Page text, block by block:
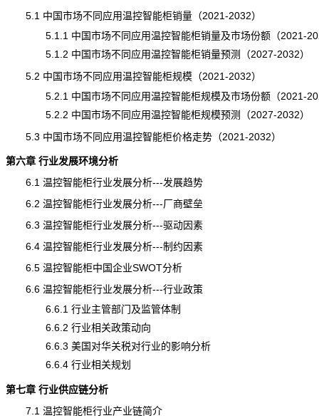
5.1 中国市场不同应用温控智能柜销量（2021-2032）
5.1.1 中国市场不同应用温控智能柜销量及市场份额（2021-
5.1.2 中国市场不同应用温控智能柜销量预测（2027-2032）
5.2 中国市场不同应用温控智能柜规模（2021-2032）
5.2.1 中国市场不同应用温控智能柜规模及市场份额（2021-
5.2.2 中国市场不同应用温控智能柜规模预测（2027-2032）
5.3 中国市场不同应用温控智能柜价格走势（2021-2032）
第六章 行业发展环境分析
6.1 温控智能柜行业发展分析---发展趋势
6.2 温控智能柜行业发展分析---厂商壁垒
6.3 温控智能柜行业发展分析---驱动因素
6.4 温控智能柜行业发展分析---制约因素
6.5 温控智能柜中国企业SWOT分析
6.6 温控智能柜行业发展分析---行业政策
6.6.1 行业主管部门及监管体制
6.6.2 行业相关政策动向
6.6.3 美国对华关税对行业的影响分析
6.6.4 行业相关规划
第七章 行业供应链分析
7.1 温控智能柜行业产业链简介